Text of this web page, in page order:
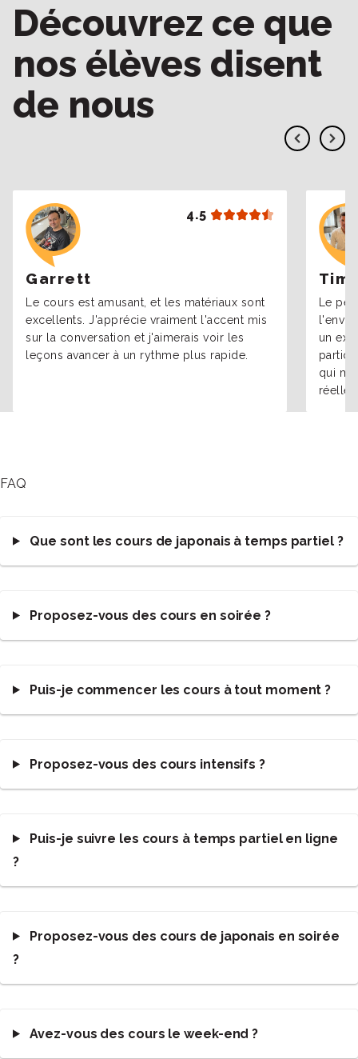
Découvrez ce que
nos élèves disent
de nous
4.5
Garrett
Le cours est amusant, et les matériaux sont
excellents. J'apprécie vraiment l'accent mis
sur la conversation et j'aimerais voir les
leçons avancer à un rythme plus rapide.
Le
un
qui
réelle.
FAQ
Que sont les cours de japonais à temps partiel ?
Proposez-vous des cours en soirée ?
Puis-je commencer les cours à tout moment ?
Proposez-vous des cours intensifs ?
Puis-je suivre les cours à temps partiel en ligne
?
Proposez-vous des cours de japonais en soirée
?
Avez-vous des cours le week-end ?